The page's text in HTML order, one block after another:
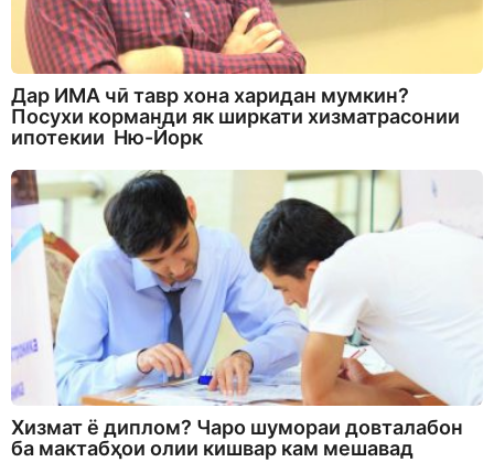
Дар ИМА чӣ тавр хона харидан мумкин?
Посухи корманди як ширкати хизматрасонии
ипотекии Ню-Йорк
Хизмат ё диплом? Чаро шумораи довталабон
ба мактабҳои олии кишвар кам мешавад